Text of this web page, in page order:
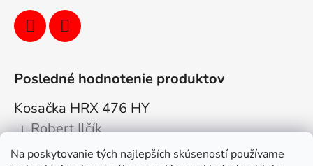
Na poskytovanie tých najlepších skúseností používame
Posledné hodnotenie produktov
Kosačka HRX 476 HY
Hodnotenie produktu je 5 z 5 hviezdičiek.
| Robert Ilčík
Super. Odporúčam